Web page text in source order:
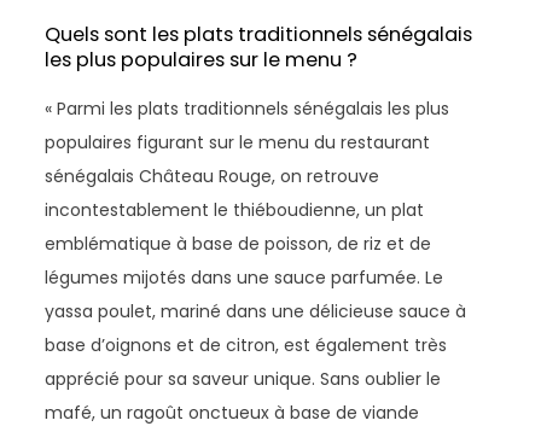
Quels sont les plats traditionnels sénégalais
les plus populaires sur le menu ?
« Parmi les plats traditionnels sénégalais les plus
populaires figurant sur le menu du restaurant
sénégalais Château Rouge, on retrouve
incontestablement le thiéboudienne, un plat
emblématique à base de poisson, de riz et de
légumes mijotés dans une sauce parfumée. Le
yassa poulet, mariné dans une délicieuse sauce à
base d’oignons et de citron, est également très
apprécié pour sa saveur unique. Sans oublier le
mafé, un ragoût onctueux à base de viande